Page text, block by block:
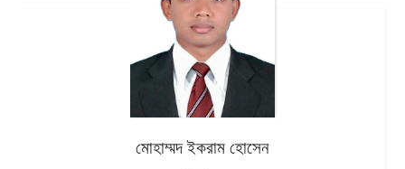
মোহাম্মদ ইকরাম হোসেন